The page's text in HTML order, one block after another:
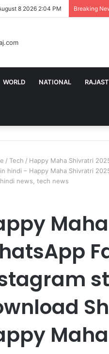
8 2026 2:04 PM Breaking
WORLD NATIONAL
/ Tech / Happy Maha Shivratri
hindi – Happy Maha Shivratri
hindi news, tech news